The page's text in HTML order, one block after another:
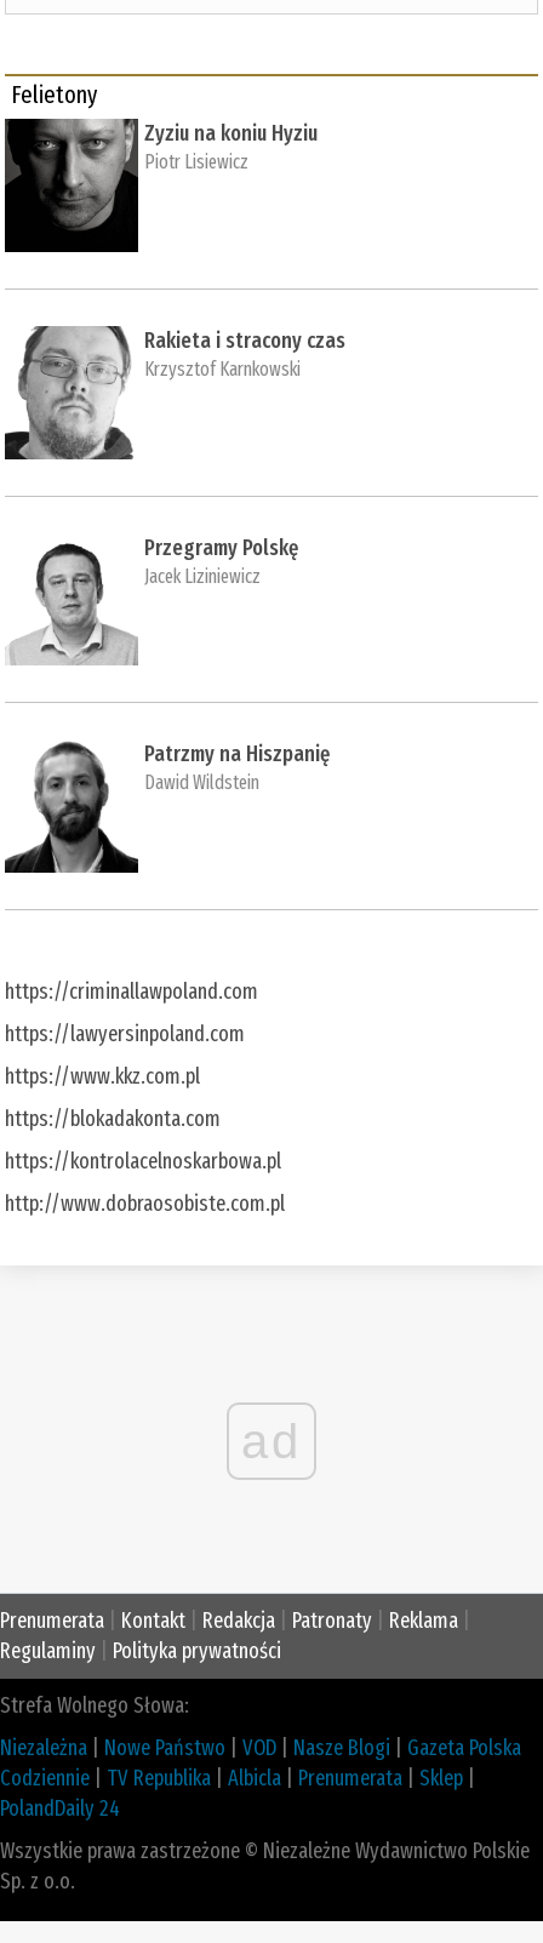
Felietony
Zyziu na koniu Hyziu
Piotr Lisiewicz
Rakieta i stracony czas
Krzysztof Karnkowski
Przegramy Polskę
Jacek Liziniewicz
Patrzmy na Hiszpanię
Dawid Wildstein
https://criminallawpoland.com
https://lawyersinpoland.com
https://www.kkz.com.pl
https://blokadakonta.com
https://kontrolacelnoskarbowa.pl
http://www.dobraosobiste.com.pl
ad
Prenumerata Kontakt Redakcja Patronaty Reklama
Regulaminy
Polityka prywatności
Strefa Wolnego Słowa:
Niezależna
Nowe Państwo VOD Nasze Blogi
Gazeta Polska
Codziennie
TV Republika Albicla Prenumerata Sklep
PolandDaily 24
Wszystkie prawa zastrzeżone © Niezależne Wydawnictwo Polskie
Sp. z o.o.